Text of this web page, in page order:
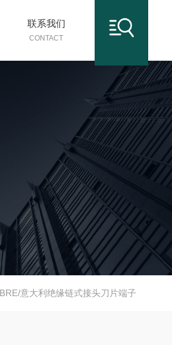
联系我们
CONTACT
意大利绝缘链式接头刀片端子